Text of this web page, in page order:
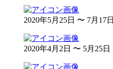
2020年5月25日 〜 7月17日
2020年4月2日 〜 5月25日